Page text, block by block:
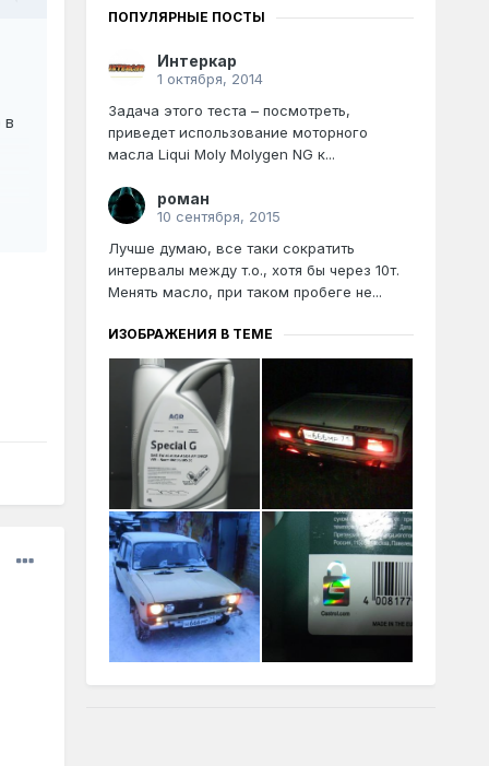
в
ПОПУЛЯРНЫЕ ПОСТЫ
Интеркар
1 октября, 2014
Задача этого теста – посмотреть,
приведет использование моторного
масла Liqui Moly Molygen NG к...
роман
10 сентября, 2015
Лучше думаю, все таки сократить
интервалы между т.о., хотя бы через 10т.
Менять масло, при таком пробеге не...
ИЗОБРАЖЕНИЯ В ТЕМЕ